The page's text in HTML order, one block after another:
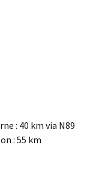
: 40 km via N89
: 55 km